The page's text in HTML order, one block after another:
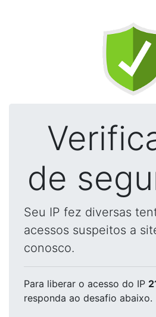
de
Seu IP fez diversas
acessos suspeitos a
conosco.
Para liberar o acesso do IP
responda ao desafio abaixo.